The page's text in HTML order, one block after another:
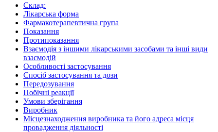
Склад:
Лікарська форма
Фармакотерапевтична група
Показання
Протипоказання
Взаємодія з іншими лікарськими засобами та інші види
взаємодій
Особливості застосування
Спосіб застосування та дози
Передозування
Побічні реакції
Умови зберігання
Виробник
Місцезнаходження виробника та його адреса місця
провадження діяльності